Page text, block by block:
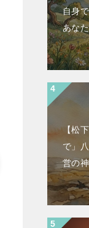
自身
あな
【松
で」
営の